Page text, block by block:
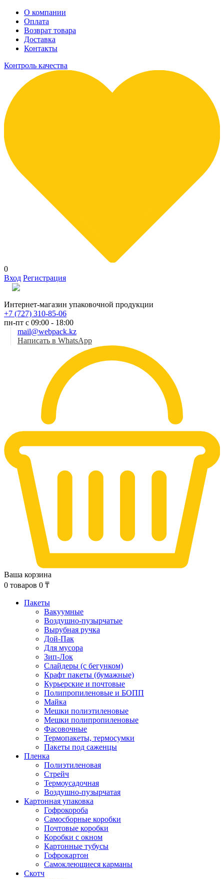
О компании
Оплата
Возврат товара
Доставка
Контакты
Контроль качества
0
Вход Регистрация
Интернет-магазин упаковочной продукции
+7 (727) 310-85-06
пн-пт с 09:00 - 18:00
mail@webpack.kz
Написать в WhatsApp
Ваша корзина
0 товаров 0 ₸
Пакеты
Вакуумные
Воздушно-пузырчатые
Вырубная ручка
Дой-Пак
Для мусора
Зип-Лок
Слайдеры (с бегунком)
Крафт пакеты (бумажные)
Курьерские и почтовые
Полипропиленовые и БОПП
Майка
Мешки полиэтиленовые
Мешки полипропиленовые
Фасовочные
Термопакеты, термосумки
Пакеты под саженцы
Пленка
Полиэтиленовая
Стрейч
Термоусадочная
Воздушно-пузырчатая
Картонная упаковка
Гофрокороба
Самосборные коробки
Почтовые коробки
Коробки с окном
Картонные тубусы
Гофрокартон
Самоклеющиеся карманы
Скотч